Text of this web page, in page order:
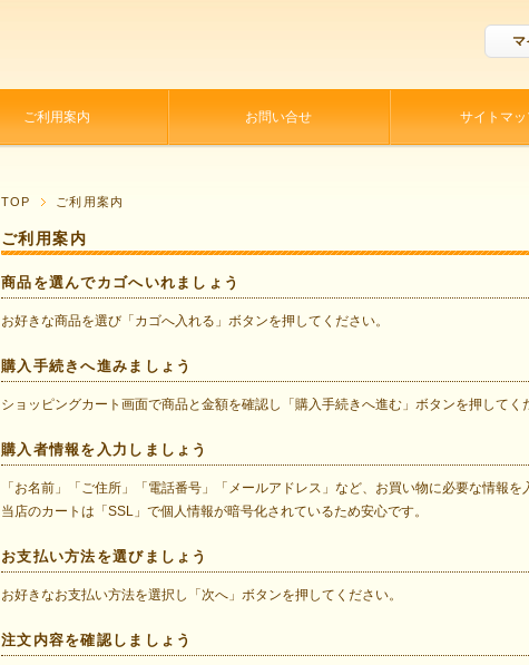
マ
ご利用案内 お問い合せ サイトマッ
TOP ご利用案内
ご利用案内
商品を選んでカゴへいれましょう
お好きな商品を選び「カゴへ入れる」ボタンを押してください。
購入手続きへ進みましょう
ショッピングカート画面で商品と金額を確認し「購入手続きへ進む」ボタンを押してく
購入者情報を入力しましょう
「お名前」「ご住所」「電話番号」「メールアドレス」など、お買い物に必要な情報を
当店のカートは「SSL」で個人情報が暗号化されているため安心です。
お支払い方法を選びましょう
お好きなお支払い方法を選択し「次へ」ボタンを押してください。
注文内容を確認しましょう